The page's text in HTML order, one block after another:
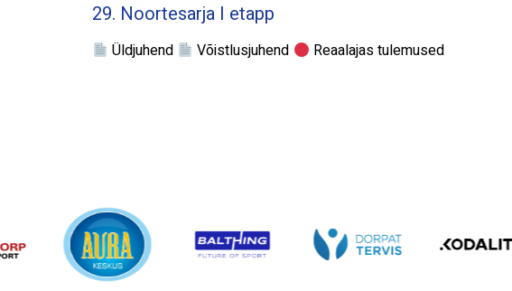
29. Noortesarja I etapp
Üldjuhend Võistlusjuhend Reaalajas tulemused